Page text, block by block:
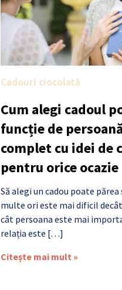
Cadouri ciocolată
Cum alegi cadoul
funcție de
complet cu idei de
pentru orice ocazie
Să alegi un cadou poate
multe ori este mai dificil
cât persoana este mai
relația este […]
Citește mai mult »